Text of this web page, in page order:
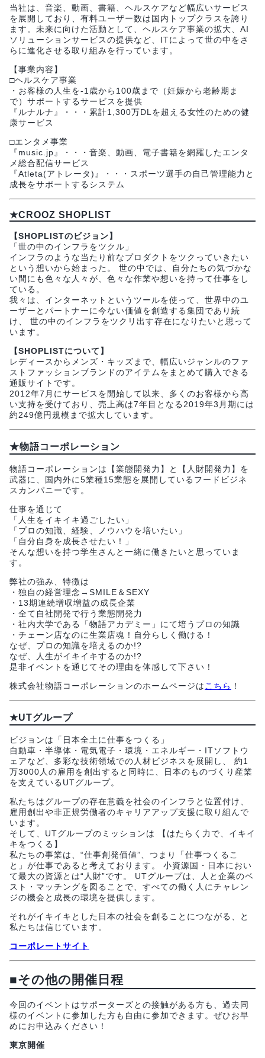
当社は、音楽、動画、書籍、ヘルスケアなど幅広いサービス
を展開しており、有料ユーザー数は国内トップクラスを誇り
ます。未来に向けた活動として、ヘルスケア事業の拡大、AI
ソリューションサービスの提供など、ITによって世の中をさ
らに進化させる取り組みを行っています。
【事業内容】
□ヘルスケア事業
・お客様の人生を-1歳から100歳まで（妊娠から老齢期ま
で）サポートするサービスを提供
『ルナルナ』・・・累計1,300万DLを超える女性のための健
康サービス
□エンタメ事業
『music.jp』・・・音楽、動画、電子書籍を網羅したエンタ
メ総合配信サービス
『Atleta(アトレータ)』・・・スポーツ選手の自己管理能力と
成長をサポートするシステム
★CROOZ SHOPLIST
【SHOPLISTのビジョン】
「世の中のインフラをツクル」
インフラのような当たり前なプロダクトをツクっていきたい
という想いから始まった。 世の中では、自分たちの気づかな
い間にも色々な人々が、色々な作業や想いを持って仕事をし
ている。
我々は、インターネットというツールを使って、世界中のユ
ーザーとパートナーに今ない価値を創造する集団であり続
け、 世の中のインフラをツクリ出す存在になりたいと思って
います。
【SHOPLISTについて】
レディースからメンズ・キッズまで、幅広いジャンルのファ
ストファッションブランドのアイテムをまとめて購入できる
通販サイトです。
2012年7月にサービスを開始して以来、多くのお客様から高
い支持を受けており、売上高は7年目となる2019年3月期には
約249億円規模まで拡大しています。
★物語コーポレーション
物語コーポレーションは【業態開発力】と【人財開発力】を
武器に、国内外に5業種15業態を展開しているフードビジネ
スカンパニーです。
仕事を通じて
「人生をイキイキ過ごしたい」
「プロの知識、経験、ノウハウを培いたい」
「自分自身を成長させたい！」
そんな想いを持つ学生さんと一緒に働きたいと思っていま
す。
弊社の強み、特徴は
・独自の経営理念→SMILE＆SEXY
・13期連続増収増益の成長企業
・全て自社開発で行う業態開発力
・社内大学である「物語アカデミー」にて培うプロの知識
・チェーン店なのに生業店魂！自分らしく働ける！
なぜ、プロの知識を培えるのか!?
なぜ、人生がイキイキするのか!?
是非イベントを通じてその理由を体感して下さい！
株式会社物語コーポレーションのホームページは こちら ！
★UTグループ
ビジョンは「日本全土に仕事をつくる」
自動車・半導体・電気電子・環境・エネルギー・ITソフトウ
ェアなど、多彩な技術領域での人材ビジネスを展開し、 約1
万3000人の雇用を創出すると同時に、日本のものづくり産業
を支えているUTグループ。
私たちはグループの存在意義を社会のインフラと位置付け、
雇用創出や非正規労働者のキャリアアップ支援に取り組んで
います。
そして、UTグループのミッションは 【はたらく力で、イキイ
キをつくる】
私たちの事業は、“仕事創発価値”、つまり「仕事つくるこ
と」が仕事であると考えております。 小資源国・日本におい
て最大の資源とは“人財”です。 UTグループは、人と企業のベ
スト・マッチングを図ることで、すべての働く人にチャレン
ジの機会と成長の環境を提供します。
それがイキイキとした日本の社会を創ることにつながる、と
私たちは信じています。
コーポレートサイト
■その他の開催日程
今回のイベントはサポーターズとの接触がある方も、過去同
様のイベントに参加した方も自由に参加できます。ぜひお早
めにお申込みください！
東京開催